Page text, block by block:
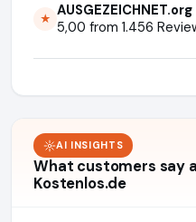
★ AUSGEZEICHNET.org
5,00 from 1.456
AI INSIGHTS
What customers say
Kostenlos.de